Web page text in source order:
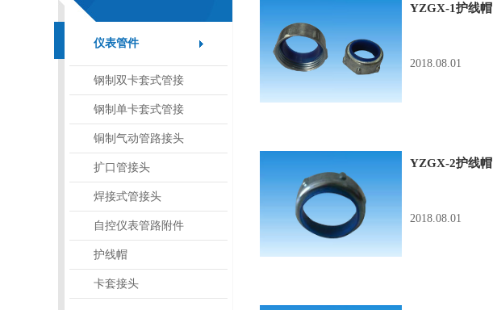
仪表管件
钢制双卡套式管接
头
钢制单卡套式管接
头
铜制气动管路接头
扩口管接头
焊接式管接头
自控仪表管路附件
护线帽
卡套接头
YZGX-1护线帽
2018.08.01
YZGX-2护线帽
2018.08.01